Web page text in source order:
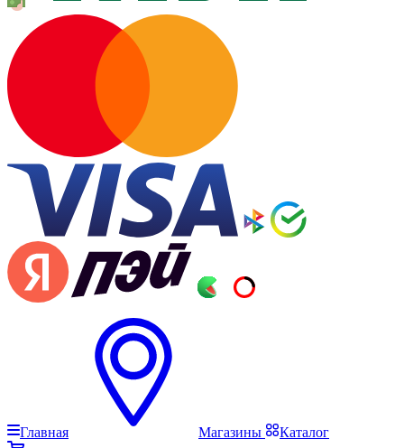
Главная Магазины Каталог